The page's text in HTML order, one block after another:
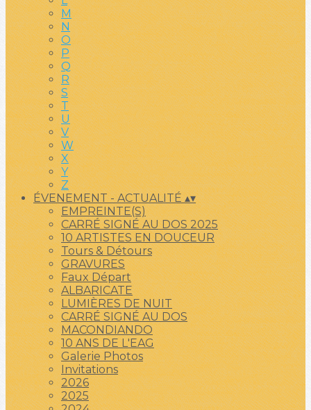
M
N
O
P
Q
R
S
T
U
V
W
X
Y
Z
ÉVENEMENT - ACTUALITÉ▴▾
EMPREINTE(S)
CARRÉ SIGNÉ AU DOS 2025
10 ARTISTES EN DOUCEUR
Tours & Détours
GRAVURES
Faux Départ
ALBARICATE
LUMIÈRES DE NUIT
CARRÉ SIGNÉ AU DOS
MACONDIANDO
10 ANS DE L'EAG
Galerie Photos
Invitations
2026
2025